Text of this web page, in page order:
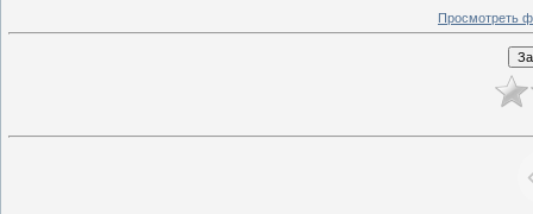
Просмотреть